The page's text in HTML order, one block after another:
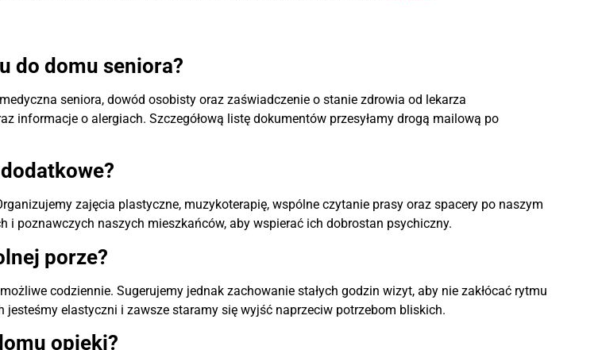
do domu seniora?
seniora, dowód osobisty oraz zaświadczenie o stanie zdrowia od lekarza
informacje o alergiach. Szczegółową listę dokumentów przesyłamy drogą mailową po
zajęcia plastyczne, muzykoterapię, wspólne czytanie prasy oraz spacery po naszym
poznawczych naszych mieszkańców, aby wspierać ich dobrostan psychiczny.
porze?
codziennie. Sugerujemy jednak zachowanie stałych godzin wizyt, aby nie zakłócać rytmu
elastyczni i zawsze staramy się wyjść naprzeciw potrzebom bliskich.
opieki?